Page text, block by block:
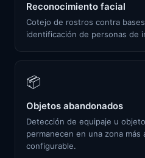
Reconocimiento facial
Cotejo de rostros contra
identificación de personas de
📦
Objetos abandonados
Detección de equipaje u
permanecen en una zona más
configurable.